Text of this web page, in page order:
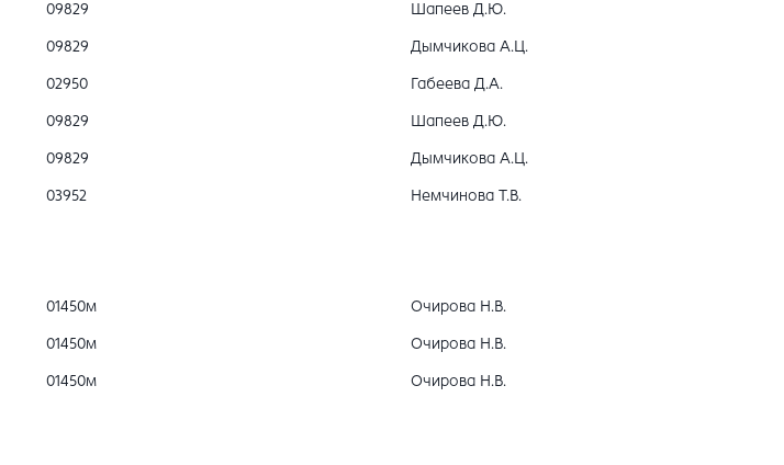
09829 Шапеев Д.Ю.
09829 Дымчикова А.Ц.
02950 Габеева Д.А.
09829 Шапеев Д.Ю.
09829 Дымчикова А.Ц.
03952 Немчинова Т.В.
01450м Очирова Н.В.
01450м Очирова Н.В.
01450м Очирова Н.В.